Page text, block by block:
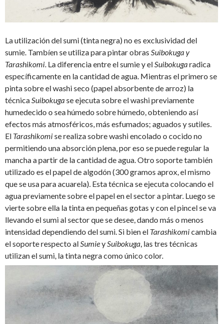
La utilización del sumi (tinta negra) no es exclusividad del
sumie. Tambíen se utiliza para pintar obras Suibokuga y
Tarashikomi. La diferencia entre el sumie y elSuibokugaradica
específicamente en la cantidad de agua. Mientras el primero se
pinta sobre el washi seco (papel absorbente de arroz) la
técnicaSuibokugase ejecuta sobre el washi previamente
humedecido o sea húmedo sobre húmedo, obteniendo así
efectos más atmosféricos, más esfumados; aguados y sutiles.
El Tarashikomise realiza sobre washi encolado o cocido no
permitiendo una absorción plena, por eso se puede regular la
mancha a partir de la cantidad de agua. Otro soporte también
utilizado es el papel de algodón (300 gramos aprox, el mismo
que se usa para acuarela). Esta técnica se ejecuta colocando el
agua previamente sobre el papel en el sector a pintar. Luego se
vierte sobre ella la tinta en pequeñas gotas y con el pincel se va
llevando el sumi al sector que se desee, dando más o menos
intensidad dependiendo del sumi. Si bien el Tarashikomicambia
el soporte respecto alSumieySuibokuga, las tres técnicas
utilizan el sumi, la tinta negra como único color.